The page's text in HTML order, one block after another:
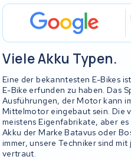
Viele Akku Typen.
Eine der bekanntesten E-Bikes
E-Bike erfunden zu haben. Das
Ausführungen, der Motor kann
Mittelmotor eingebaut sein. Die
meistens Eigenfabrikate, aber
Akku der Marke Batavus oder
immer, unsere Techniker sind
vertraut.